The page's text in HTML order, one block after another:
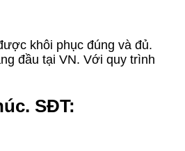
khôi phục đúng và đủ.
đầu tại VN. Với quy trình
SĐT: